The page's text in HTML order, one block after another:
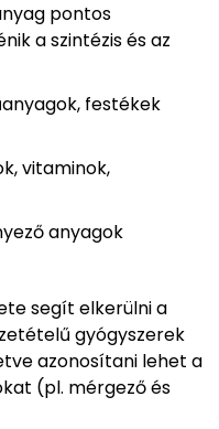
pontos
a szintézis és az
festékek
vitaminok,
anyagok
segít elkerülni a
gyógyszerek
azonosítani lehet a
(pl. mérgező és